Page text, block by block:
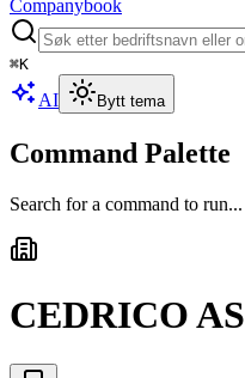
Companybook
⌘K
AI Bytt tema
Command Palette
Search for a command to run...
CEDRICO AS